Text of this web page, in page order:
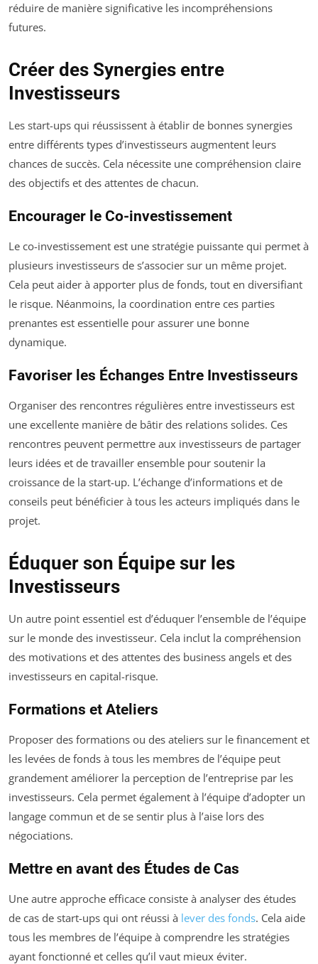
réduire de manière significative les incompréhensions
futures.
Créer des Synergies entre
Investisseurs
Les start-ups qui réussissent à établir de bonnes synergies
entre différents types d’investisseurs augmentent leurs
chances de succès. Cela nécessite une compréhension claire
des objectifs et des attentes de chacun.
Encourager le Co-investissement
Le co-investissement est une stratégie puissante qui permet à
plusieurs investisseurs de s’associer sur un même projet.
Cela peut aider à apporter plus de fonds, tout en diversifiant
le risque. Néanmoins, la coordination entre ces parties
prenantes est essentielle pour assurer une bonne
dynamique.
Favoriser les Échanges Entre Investisseurs
Organiser des rencontres régulières entre investisseurs est
une excellente manière de bâtir des relations solides. Ces
rencontres peuvent permettre aux investisseurs de partager
leurs idées et de travailler ensemble pour soutenir la
croissance de la start-up. L’échange d’informations et de
conseils peut bénéficier à tous les acteurs impliqués dans le
projet.
Éduquer son Équipe sur les
Investisseurs
Un autre point essentiel est d’éduquer l’ensemble de l’équipe
sur le monde des investisseur. Cela inclut la compréhension
des motivations et des attentes des business angels et des
investisseurs en capital-risque.
Formations et Ateliers
Proposer des formations ou des ateliers sur le financement et
les levées de fonds à tous les membres de l’équipe peut
grandement améliorer la perception de l’entreprise par les
investisseurs. Cela permet également à l’équipe d’adopter un
langage commun et de se sentir plus à l’aise lors des
négociations.
Mettre en avant des Études de Cas
Une autre approche efficace consiste à analyser des études
de cas de start-ups qui ont réussi à lever des fonds. Cela aide
tous les membres de l’équipe à comprendre les stratégies
ayant fonctionné et celles qu’il vaut mieux éviter.